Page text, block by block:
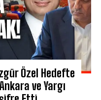
Özel Hedefte
ve Yargı